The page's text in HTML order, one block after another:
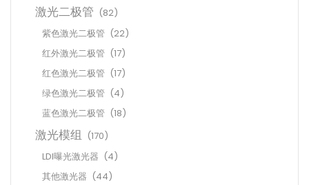
激光二极管 (82)
紫色激光二极管 (22)
红外激光二极管 (17)
红色激光二极管 (17)
绿色激光二极管 (4)
蓝色激光二极管 (18)
激光模组 (170)
LDI曝光激光器 (4)
其他激光器 (44)